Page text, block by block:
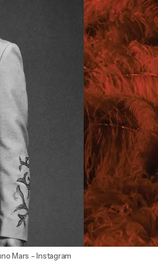
Mars - Instagram